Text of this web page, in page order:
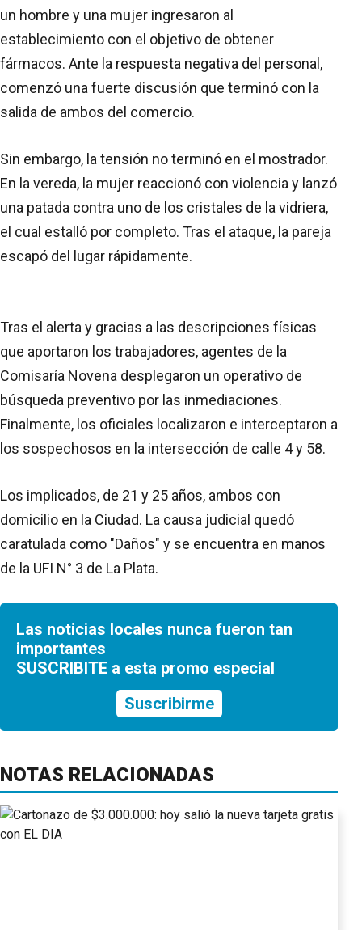
un hombre y una mujer ingresaron al
establecimiento con el objetivo de obtener
fármacos. Ante la respuesta negativa del personal,
comenzó una fuerte discusión que terminó con la
salida de ambos del comercio.
Sin embargo, la tensión no terminó en el mostrador.
En la vereda, la mujer reaccionó con violencia y lanzó
una patada contra uno de los cristales de la vidriera,
el cual estalló por completo. Tras el ataque, la pareja
escapó del lugar rápidamente.
Tras el alerta y gracias a las descripciones físicas
que aportaron los trabajadores, agentes de la
Comisaría Novena desplegaron un operativo de
búsqueda preventivo por las inmediaciones.
Finalmente, los oficiales localizaron e interceptaron a
los sospechosos en la intersección de calle 4 y 58.
Los implicados, de 21 y 25 años, ambos con
domicilio en la Ciudad. La causa judicial quedó
caratulada como "Daños" y se encuentra en manos
de la UFI N° 3 de La Plata.
Las noticias locales nunca fueron tan
importantes
SUSCRIBITE a esta promo especial
Suscribirme
NOTAS RELACIONADAS